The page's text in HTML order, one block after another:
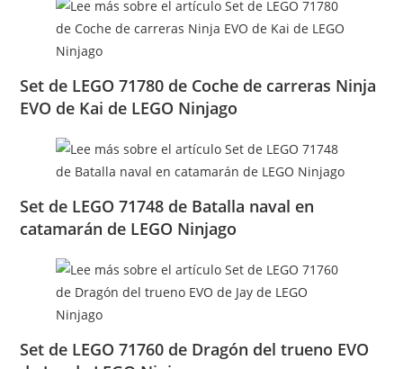
Set de LEGO 71780 de Coche de carreras Ninja
EVO de Kai de LEGO Ninjago
Set de LEGO 71748 de Batalla naval en
catamarán de LEGO Ninjago
Set de LEGO 71760 de Dragón del trueno EVO